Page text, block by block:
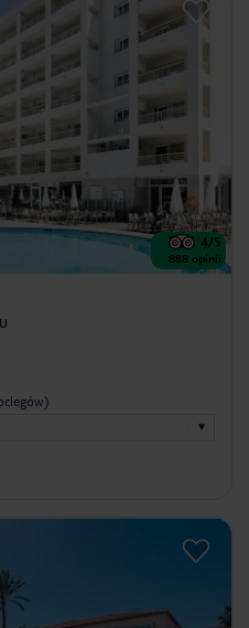
4/5
888 opinii